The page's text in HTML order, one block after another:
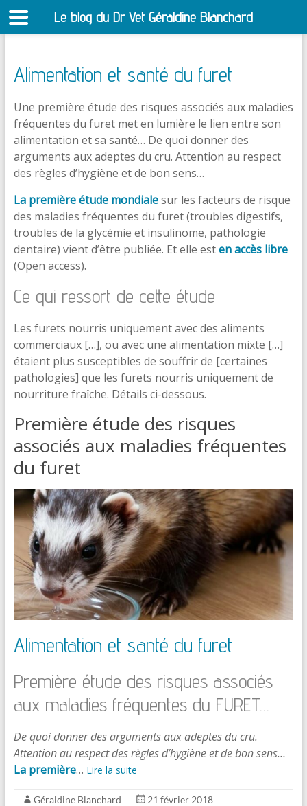
Alimentation et santé du furet
Une première étude des risques associés aux maladies
fréquentes du furet met en lumière le lien entre son
alimentation et sa santé… De quoi donner des
arguments aux adeptes du cru. Attention au respect
des règles d’hygiène et de bon sens…
La première étude mondialesur les facteurs de risque
des maladies fréquentes du furet (troubles digestifs,
troubles de la glycémie et insulinome, pathologie
dentaire) vient d’être publiée. Et elle esten accès libre
(Open access).
Ce qui ressort de cette étude
Les furets nourris uniquement avec des aliments
commerciaux […], ou avec une alimentation mixte […]
étaient plus susceptibles de souffrir de [certaines
pathologies] que les furets nourris uniquement de
nourriture fraîche. Détails ci-dessous.
Première étude des risques
associés aux maladies fréquentes
du furet
Alimentation et santé du furet
Première étude des risques associés
aux maladies fréquentes du FURET…
De quoi donner des arguments aux adeptes du cru.
Attention au respect des règles d’hygiène et de bon sens…
La première… Lire la suite
Géraldine Blanchard
21 février 2018
Le blog du Dr Vet Géraldine Blanchard